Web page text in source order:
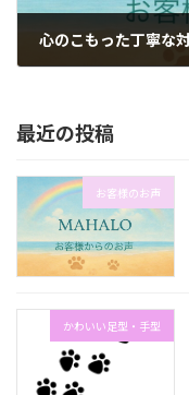
最近の投稿
お客様のお声
かわいい足型・手型